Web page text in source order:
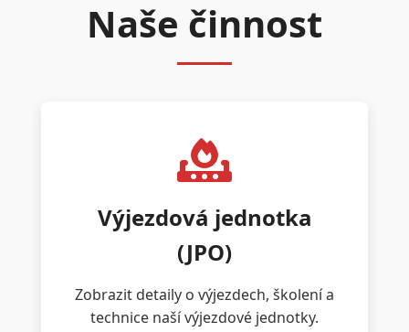
Naše činnost
Výjezdová jednotka
(JPO)
Zobrazit detaily o výjezdech, školení a
technice naší výjezdové jednotky.